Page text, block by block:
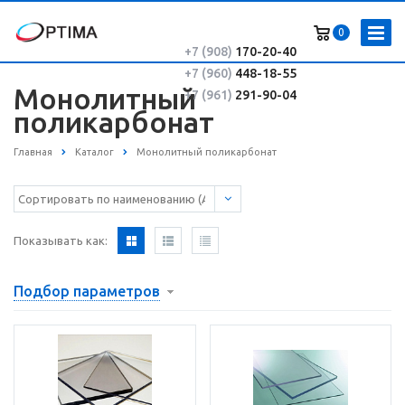
0
+7 (908) 170-20-40
+7 (960) 448-18-55
+7 (961) 291-90-04
Монолитный
поликарбонат
Главная Каталог Монолитный поликарбонат
Показывать как:
Подбор параметров